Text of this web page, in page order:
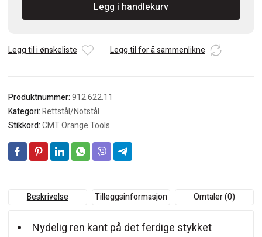
antall
Legg i handlekurv
Legg til i ønskeliste Legg til for å sammenlikne
Produktnummer:912.622.11
Kategori:Rettstål/Notstål
Stikkord:CMT Orange Tools
Beskrivelse Tilleggsinformasjon Omtaler (0)
Nydelig ren kant på det ferdige stykket